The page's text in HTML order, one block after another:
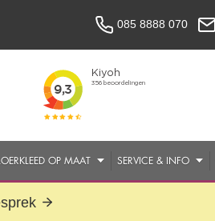
085 8888 070
OP MAAT SERVICE & INFO